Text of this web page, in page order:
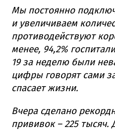
Мы постоянно
и увеличиваем
противодействуют
менее, 94,2%
19 за неделю были
цифры говорят сами
спасает жизни.
Вчера сделано
прививок – 225 тысяч.